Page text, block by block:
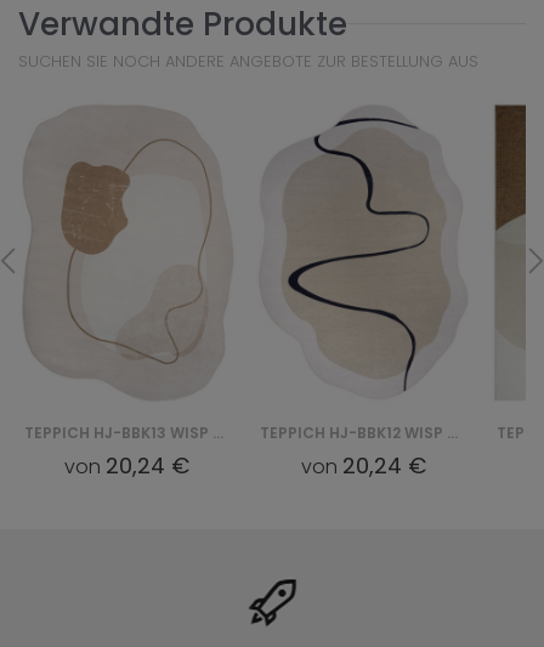
Verwandte Produkte
SUCHEN SIE NOCH ANDERE ANGEBOTE ZUR BESTELLUNG AUS
TEPPICH HJ-BBK13 WISP BBK - RÓŻOWY
von 20,24 €
TEPPICH HJ-BBK12 WISP BBK - BEŻOWY
von 20,24 €